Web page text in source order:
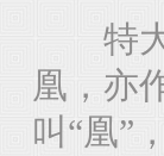
特大
凰，亦
叫“凰”